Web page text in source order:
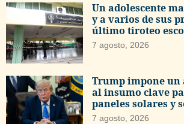
Un adolescente
y a varios de sus
último tiroteo
7 agosto, 2026
Trump impone un
al insumo clave
paneles solares y
7 agosto, 2026